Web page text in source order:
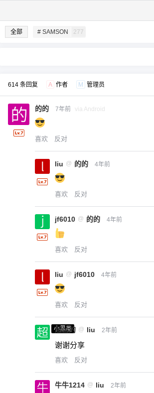
全部 # SAMSON 277
614 条回复 A 作者 M 管理员
的的 7年前 via Android
喜欢 反对
liu @ 的的 4年前
喜欢 反对
jf6010 @ 的的 4年前
喜欢 反对
liu @ jf6010 4年前
喜欢 反对
小黑屋
超凶的 @ liu 2年前
谢谢分享
喜欢 反对
牛牛1214 @ liu 2年前